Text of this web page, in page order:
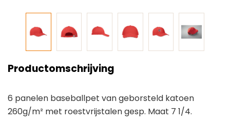
Productomschrijving
6 panelen baseballpet van geborsteld katoen
260g/m² met roestvrijstalen gesp. Maat 7 1/4.